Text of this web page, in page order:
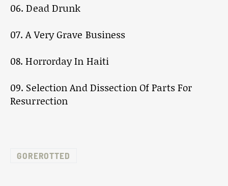
06. Dead Drunk
07. A Very Grave Business
08. Horrorday In Haiti
09. Selection And Dissection Of Parts For
Resurrection
GOREROTTED